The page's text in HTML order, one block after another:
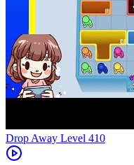
Level 410